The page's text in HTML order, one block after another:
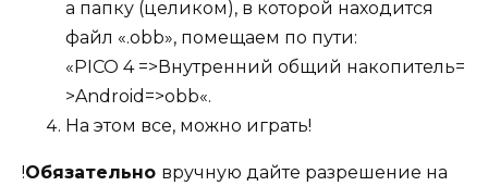
а папку (целиком), в которой находится
файл «.obb», помещаем по пути:
«PICO 4 =>Внутренний общий накопитель=
>Android=>obb«.
На этом все, можно играть!
!Обязательно вручную дайте разрешение на